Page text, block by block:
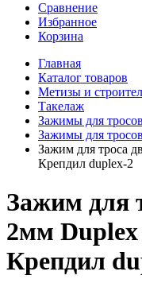
Сравнение
Избранное
Корзина
Главная
Каталог товаров
Метизы и
Такелаж
Зажимы для тросов
Зажимы для
Зажим для троса
Крепдил duplex-2
Зажим для
2мм
Крепдил